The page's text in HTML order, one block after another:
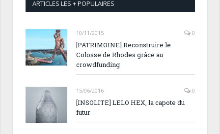
ARTICLES LES + POPULAIRES
10/11/2015 0
[PATRIMOINE] Reconstruire le
Colosse de Rhodes grâce au
crowdfunding
15/06/2016 0
[INSOLITE] LELO HEX, la capote du
futur